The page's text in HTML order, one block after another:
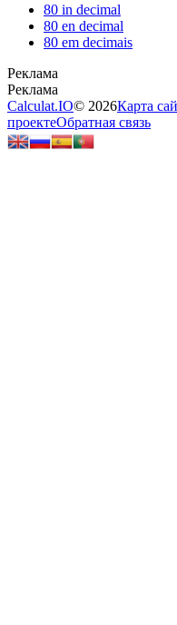
80 in decimal
80 en decimal
80 em decimais
Calculat.IO© 2026Карта
проектеОбратная связь